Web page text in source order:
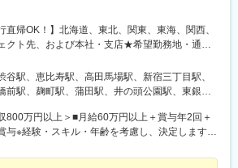
織のマネジメント・チームビルディングを統括
。
・ロードマップ策定および実行
クトの品質、スケジュール、コスト管理
カスタマーサクセスとの連携
直帰OK！】北海道、東北、関東、東海、関西、
クト先、および本社・支店★希望勤務地・通勤
。★転勤なし・直行直帰OK★U・Iターン歓迎！
ジェクト先■北海道（北海道）■東北（宮城）
、千葉、神奈川など）■東海（愛知）■関西
5階▼支店・営業所■札幌営業所北海道札幌市白
島田ビル5階■東北支店宮城県仙台市泉区泉中央
業所愛知県名古屋市東区葵1-14-13アーク新栄ビ
谷駅、恵比寿駅、高田馬場駅、新宿三丁目駅、
前駅、麹町駅、蒲田駅、井の頭公園駅、東銀座
木場駅(東京都)、清澄白河駅、有楽町駅、豊洲
田駅(東京都)、森下駅(東京都)、高輪台駅、新木
ター駅、六本木駅、田町駅(東京都)、白金高輪
800万円以上＞■月給60万円以上＋賞与年2回＋
与※経験・スキル・年齢を考慮し、決定します。
別途支給します。※前職給与保証について：年